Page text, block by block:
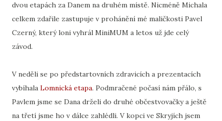
dvou etapách za Danem na druhém místě. Nicméně Michala
celkem zdařile zastupuje v prohánění mé maličkosti Pavel
Czerný, který loni vyhrál MiniMUM a letos už jde celý
závod.
V neděli se po předstartovních zdravicích a prezentacích
vybíhala Lomnická etapa. Podmračené počasí nám přálo, s
Pavlem jsme se Dana drželi do druhé občestvovačky a ještě
na třetí jsme ho v dálce zahlédli. V kopci ve Skryjích jsem